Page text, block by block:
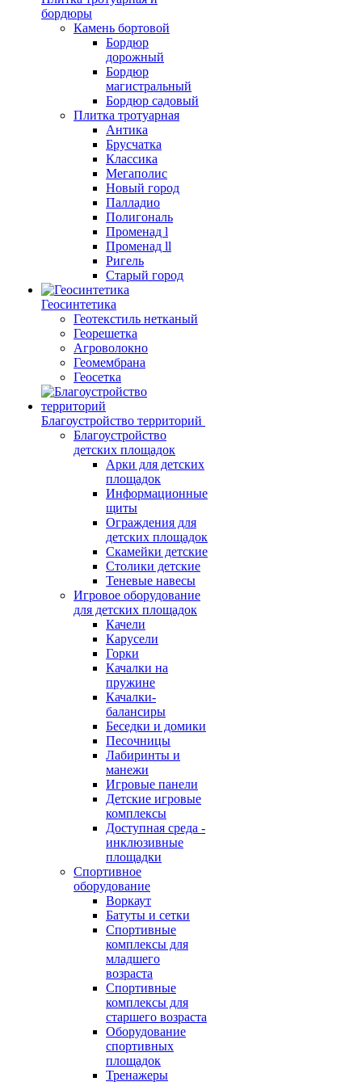
бордюры
Камень бортовой
Бордюр
дорожный
Бордюр
магистральный
Бордюр садовый
Плитка тротуарная
Антика
Брусчатка
Классика
Мегаполис
Новый город
Палладио
Полигональ
Променад l
Променад ll
Ригель
Старый город
Геосинтетика
Геотекстиль нетканый
Георешетка
Агроволокно
Геомембрана
Геосетка
Благоустройство территорий
Благоустройство
детских площадок
Арки для детских
площадок
Информационные
щиты
Ограждения для
детских площадок
Скамейки детские
Столики детские
Теневые навесы
Игровое оборудование
для детских площадок
Качели
Карусели
Горки
Качалки на
пружине
Качалки-
балансиры
Беседки и домики
Песочницы
Лабиринты и
манежи
Игровые панели
Детские игровые
комплексы
Доступная среда -
инклюзивные
площадки
Спортивное
оборудование
Воркаут
Батуты и сетки
Спортивные
комплексы для
младшего
возраста
Спортивные
комплексы для
старшего возраста
Оборудование
спортивных
площадок
Тренажеры